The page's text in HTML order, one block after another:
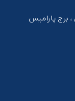
برج پارامیس